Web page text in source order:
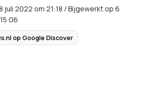
juli 2022 om 21:18 /Bijgewerkt op 6
op Google Discover